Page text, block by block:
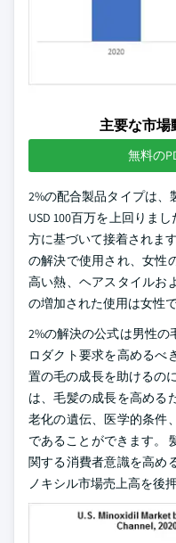
主要な市場
無料の
2%の配合製品タイプは、
USD 100百万を上回りま
方に基づいて接着されま
の解決で使用され、女性
高い熱、ヘアスタイルお
の増加された使用は女性
2%の解決の公式は男性
ロダクト要求を高めるべ
置の毛の成長を助けるの
は、毛髪の成長を高める
老化の遺伝、医学的条件
であることができます。
関する消費者意識を高め
ノキシル市場売上高を後